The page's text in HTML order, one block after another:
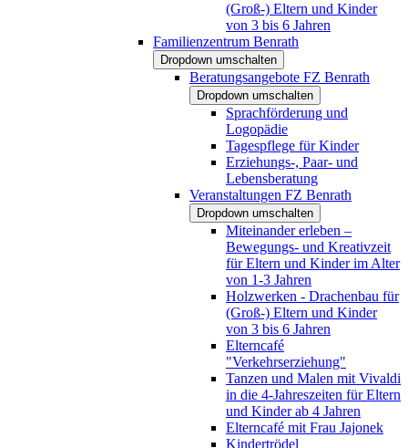
(Groß-) Eltern und Kinder
von 3 bis 6 Jahren
Familienzentrum Benrath
Dropdown umschalten
Beratungsangebote FZ Benrath
Dropdown umschalten
Sprachförderung und
Logopädie
Tagespflege für Kinder
Erziehungs-, Paar- und
Lebensberatung
Veranstaltungen FZ Benrath
Dropdown umschalten
Miteinander erleben –
Bewegungs- und Kreativzeit
für Eltern und Kinder im Alter
von 1-3 Jahren
Holzwerken - Drachenbau für
(Groß-) Eltern und Kinder
von 3 bis 6 Jahren
Elterncafé
"Verkehrserziehung"
Tanzen und Malen mit Vivaldi
in die 4-Jahreszeiten für Eltern
und Kinder ab 4 Jahren
Elterncafé mit Frau Jajonek
Kindertrödel